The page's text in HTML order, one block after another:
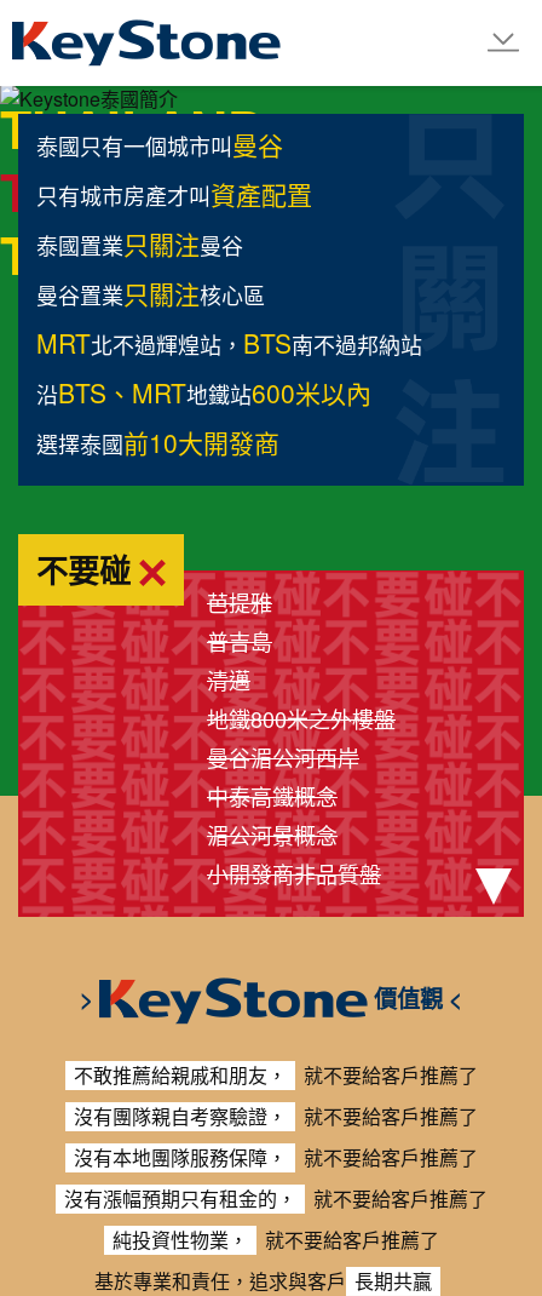
LINE
THAILAND
THAILAND
THAILAND
泰國只有一個城市叫曼谷
只有城市房產才叫資產配置
泰國置業只關注曼谷
曼谷置業只關注核心區
MRT北不過輝煌站， BTS南不過邦納站
沿BTS、MRT地鐵站600米以內
選擇泰國前10大開發商
不要碰
芭提雅
普吉島
清邁
地鐵800米之外樓盤
曼谷湄公河西岸
中泰高鐵概念
湄公河景概念
小開發商非品質盤
> 價值觀 <
不敢推薦給親戚和朋友，
就不要給客戶推薦了
沒有團隊親自考察驗證，
就不要給客戶推薦了
沒有本地團隊服務保障，
就不要給客戶推薦了
沒有漲幅預期只有租金的，
就不要給客戶推薦了
純投資性物業，
就不要給客戶推薦了
基於專業和責任，追求與客戶 長期共贏